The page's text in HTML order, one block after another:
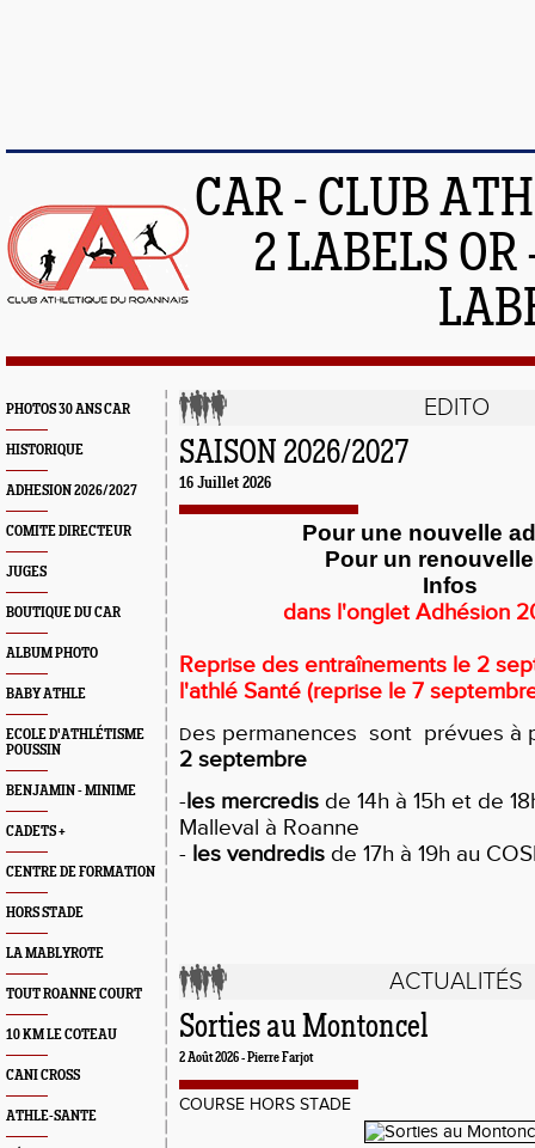
CAR - CLUB
2 LABELS
PHOTOS 30 ANS CAR
HISTORIQUE
ADHESION 2026/2027
COMITE DIRECTEUR
JUGES
BOUTIQUE DU CAR
ALBUM PHOTO
BABY ATHLE
ECOLE D'ATHLÉTISME
POUSSIN
BENJAMIN - MINIME
CADETS +
CENTRE DE FORMATION
HORS STADE
LA MABLYROTE
TOUT ROANNE COURT
10 KM LE COTEAU
CANI CROSS
ATHLE-SANTE
EDITO
SAISON 2026/2027
16 Juillet 2026
Pour une nouvelle
Pour un
Infos
dans l'onglet Adhésion
Reprise des entraînements le 2
l'athlé Santé (reprise le 7
Des permanences sont prévues à
2 septembre
-les mercredis de 14h à 15h et de
Malleval à Roanne
- les vendredis de 17h à 19h au
ACTUALITÉS
Sorties au Montoncel
2 Août 2026 - Pierre Farjot
COURSE HORS STADE